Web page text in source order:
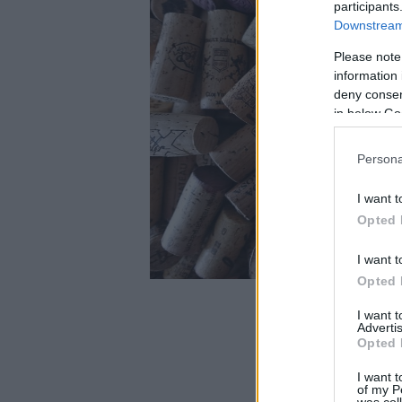
Please
information
deny
in below
I want
Opted
I want
Opted
I want
Opted
I want
of my